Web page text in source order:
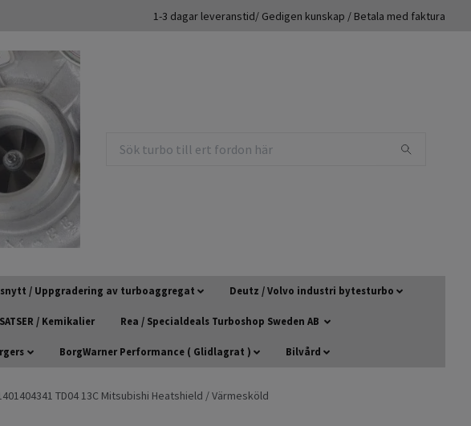
1-3 dagar leveranstid/ Gedigen kunskap / Betala med faktura
/ Uppgradering av turboaggregat Deutz / Volvo industri bytesturbo
/ Kemikalier Rea / Specialdeals Turboshop Sweden AB
BorgWarner Performance ( Glidlagrat ) Bilvård
TD04 13C Mitsubishi Heatshield / Värmesköld